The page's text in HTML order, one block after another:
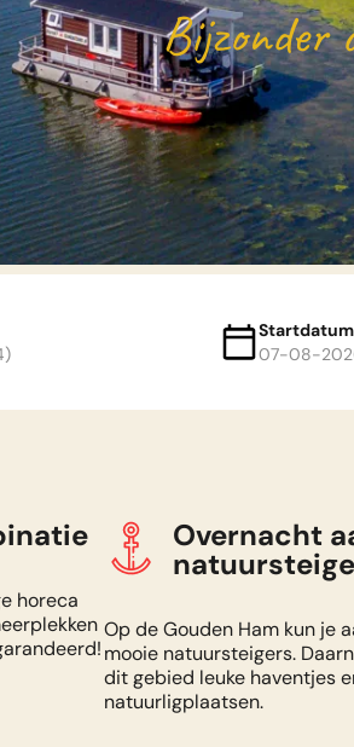
Bijzonder
Maas en Waal
Startdatum
07-08-
MA DI
3
4
10 11
horeca
Overnacht
Op de Gouden Ham kun je
mooie natuursteigers.
dit gebied leuke haventjes
natuurligplaatsen.